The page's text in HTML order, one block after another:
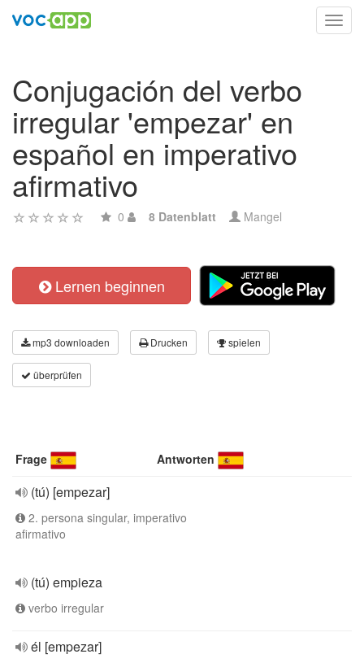
Conjugación del verbo
irregular 'empezar' en
español en imperativo
afirmativo
0 8 Datenblatt Mangel
Lernen beginnen
mp3 downloaden Drucken spielen
überprüfen
Frage Antworten
(tú) [empezar]
2. persona singular, imperativo
afirmativo
(tú) empieza
verbo irregular
él [empezar]